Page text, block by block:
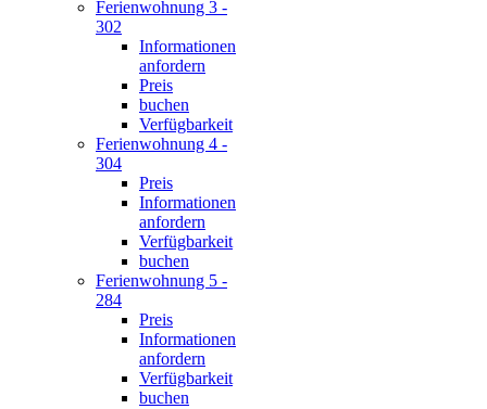
Ferienwohnung 3 -
302
Informationen
anfordern
Preis
buchen
Verfügbarkeit
Ferienwohnung 4 -
304
Preis
Informationen
anfordern
Verfügbarkeit
buchen
Ferienwohnung 5 -
284
Preis
Informationen
anfordern
Verfügbarkeit
buchen